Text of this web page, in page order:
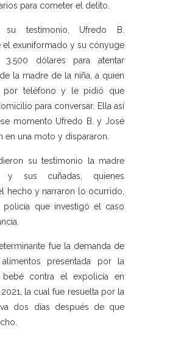
para cometer el delito.
su testimonio, Ufredo B.
el exuniformado y su cónyuge
3.500 dólares para atentar
la madre de la niña, a quien
por teléfono y le pidió que
para conversar. Ella así
momento Ufredo B. y José
en una moto y dispararon.
su testimonio la madre
sus cuñadas, quienes
hecho y narraron lo ocurrido,
policía que investigó el caso
fue la demanda de
presentada por la
contra el expolicía en
la cual fue resuelta por la
dos días después de que